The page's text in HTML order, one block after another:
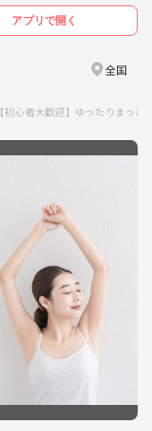
アプリで開く
全国
【初心者大歓迎】ゆったりまっ